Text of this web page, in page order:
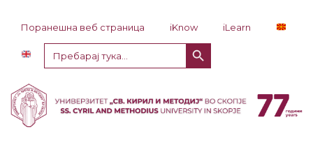
Поранешна веб страница iKnow
iLearn
Пребарај
за:
Копче за пребарување